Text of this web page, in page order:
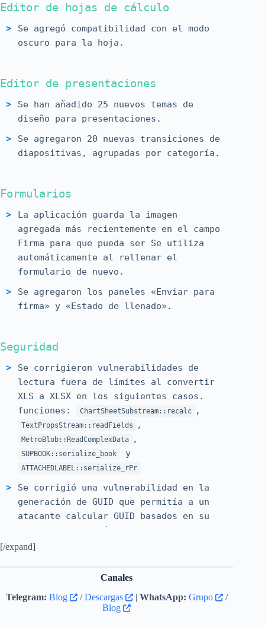
Editor de hojas de cálculo
Se agregó compatibilidad con el modo
oscuro para la hoja.
Editor de presentaciones
Se han añadido 25 nuevos temas de
diseño para presentaciones.
Se agregaron 20 nuevas transiciones de
diapositivas, agrupadas por categoría.
Formularios
La aplicación guarda la imagen
agregada más recientemente en el campo
Firma para que pueda ser Se utiliza
automáticamente al rellenar el
formulario de nuevo.
Se agregaron los paneles «Enviar para
firma» y «Estado de llenado».
Seguridad
Se corrigieron vulnerabilidades de
lectura fuera de límites al convertir
XLS a XLSX en los siguientes casos.
funciones:
ChartSheetSubstream::recalc ,
TextPropsStream::readFields ,
MetroBlob::ReadComplexData ,
SUPBOOK::serialize_book y
ATTACHEDLABEL::serialize_rPr
Se corrigió una vulnerabilidad en la
generación de GUID que permitía a un
atacante calcular GUID basados ​​en su
Se corrigió una vulnerabilidad que
permitía eludir las restricciones de
la zona de pruebas de macros y acceder
a objetos de entorno a través del modo
y eval
[/expand]
Canales
Telegram: Blog /Descargas | WhatsApp: Grupo
/
Blog